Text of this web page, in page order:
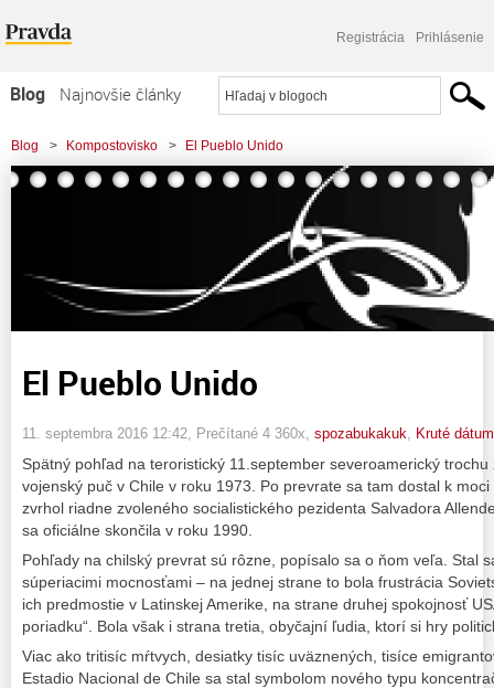
Registrácia Prihlásenie
Blog
Najnovšie články
Najčítanejšie články
Najkomentovanejšie články
Komerčné blogy
Blog > Kompostovisko > El Pueblo Unido
El Pueblo Unido
11. septembra 2016 12:42 , Prečítané 4 360x, spozabukakuk Kruté
Spätný pohľad na teroristický 11.september severoamerický
vojenský puč v Chile v roku 1973. Po prevrate sa tam dostal k
zvrhol riadne zvoleného socialistického pezidenta Salvadora
sa oficiálne skončila v roku 1990.
Pohľady na chilský prevrat sú rôzne, popísalo sa o ňom veľa. Stal
súperiacimi mocnosťami – na jednej strane to bola frustrácia
ich predmostie v Latinskej Amerike, na strane druhej spokojnosť
poriadku“. Bola však i strana tretia, obyčajní ľudia, ktorí si hry
Viac ako tritisíc mŕtvych, desiatky tisíc uväznených, tisíce
Estadio Nacional de Chile sa stal symbolom nového typu